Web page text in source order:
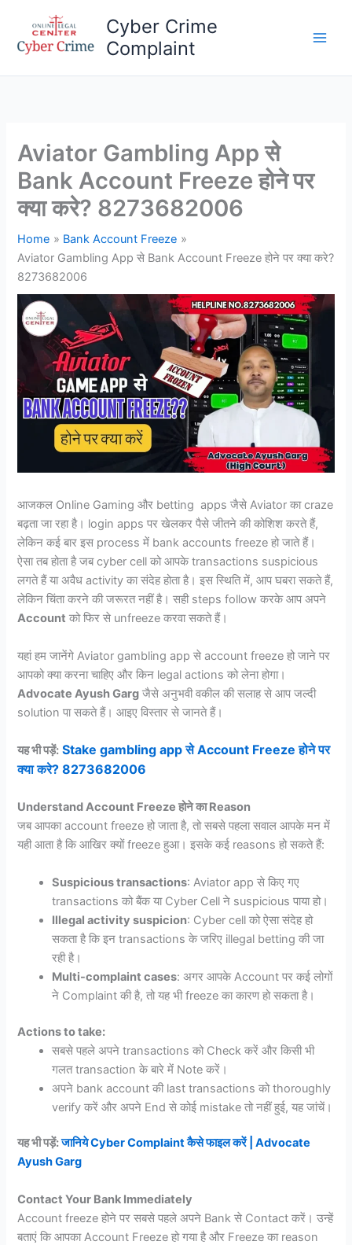
content
Cyber Crime
Complaint
Aviator Gambling App से
Bank Account Freeze होने पर
क्या करे? 8273682006
Home
Bank Account Freeze
Aviator Gambling App से Bank Account Freeze होने पर क्या करे?
8273682006
आजकल Online Gaming और betting apps जैसे Aviator का craze
बढ़ता जा रहा है। login apps पर खेलकर पैसे जीतने की कोशिश करते हैं,
लेकिन कई बार इस process में bank accounts freeze हो जाते हैं।
ऐसा तब होता है जब cyber cell को आपके transactions suspicious
लगते हैं या अवैध activity का संदेह होता है। इस स्थिति में, आप घबरा सकते हैं,
लेकिन चिंता करने की जरूरत नहीं है। सही steps follow करके आप अपने
Account को फिर से unfreeze करवा सकते हैं।
यहां हम जानेंगे Aviator gambling app से account freeze हो जाने पर
आपको क्या करना चाहिए और किन legal actions को लेना होगा।
Advocate Ayush Garg जैसे अनुभवी वकील की सलाह से आप जल्दी
solution पा सकते हैं। आइए विस्तार से जानते हैं।
यह भी पड़ें: Stake gambling app से Account Freeze होने पर
क्या करे? 8273682006
Understand Account Freeze होने का Reason
जब आपका account freeze हो जाता है, तो सबसे पहला सवाल आपके मन में
यही आता है कि आखिर क्यों freeze हुआ। इसके कई reasons हो सकते हैं:
Suspicious transactions: Aviator app से किए गए
transactions को बैंक या Cyber Cell ने suspicious पाया हो।
Illegal activity suspicion: Cyber cell को ऐसा संदेह हो
सकता है कि इन transactions के जरिए illegal betting की जा
रही है।
Multi-complaint cases: अगर आपके Account पर कई लोगों
ने Complaint की है, तो यह भी freeze का कारण हो सकता है।
Actions to take:
सबसे पहले अपने transactions को Check करें और किसी भी
गलत transaction के बारे में Note करें।
अपने bank account की last transactions को thoroughly
verify करें और अपने End से कोई mistake तो नहीं हुई, यह जांचें।
यह भी पड़ें:जानिये Cyber Complaint कैसे फाइल करें | Advocate
Ayush Garg
Contact Your Bank Immediately
Account freeze होने पर सबसे पहले अपने Bank से Contact करें। उन्हें
बताएं कि आपका Account Freeze हो गया है और Freeze का reason